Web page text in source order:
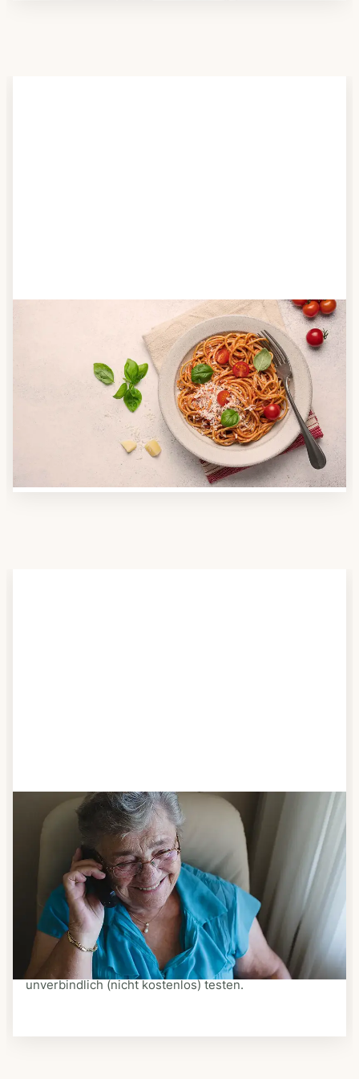
Anbieter finden
Nutzen Sie unsere große Mahlzeiten-Dienst-Suche,
um herauszufinden, welche Anbieter es in Ihrer
Region gibt und welcher am besten zu Ihnen passt.
Verschaffen Sie sich auch einen Überblick über die
Essen auf Rädern-Kosten.
Schritt 3
Bestellen & liefern lassen
Suchen Sie sich aus dem Speiseplan Ihres Anbieters
aus, was Ihnen schmeckt. Bestellen Sie telefonisch,
schriftlich oder im Online-Shop Ihres Anbieters.
Ein Kurier liefert Ihnen das bestellte Essen zum
vereinbarten Zeitpunkt nach Hause. Bei vielen
Anbietern können Sie Essen auf Rädern auch
unverbindlich (nicht kostenlos) testen.